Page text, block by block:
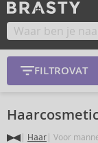
FILTROVAT
Haar Voor